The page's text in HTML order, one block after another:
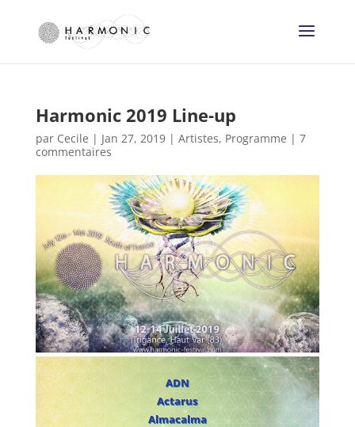
Harmonic 2019 Line-up
par Cecile | Jan 27, 2019| Artistes, Programme | 7
commentaires
ADN
Actarus
Almacalma